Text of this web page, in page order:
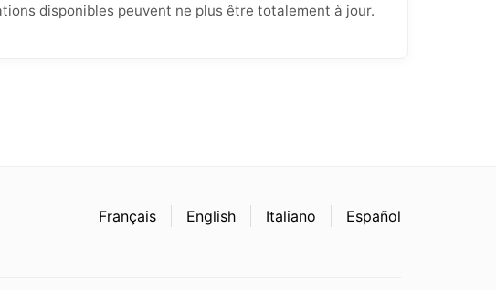
disponibles peuvent ne plus être totalement à jour.
Français English Italiano Español